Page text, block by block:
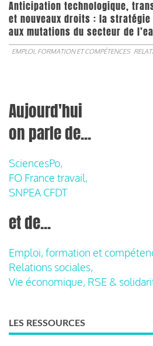
Anticipation technologique,
et nouveaux droits : la stratégie
aux mutations du secteur de
EMPLOI, FORMATION ET COMPÉTENCES
Aujourd'hui
on parle de...
SciencesPo,
FO France travail,
SNPEA CFDT
et de...
Emploi, formation et
Relations sociales,
Vie économique, RSE &
LES RESSOURCES